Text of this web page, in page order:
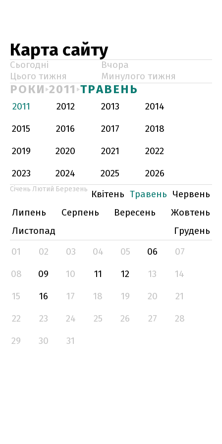
Карта сайту
Сьогодні
Вчора
Цього тижня
Минулого тижня
РОКИ 2011 ТРАВЕНЬ
2011 2012 2013
2014
2015
2016 2017
2018
2019
2020 2021
2022
2023
2024 2025 2026
Січень Лютий Березень Квітень Травень Червень
Липень
Серпень Вересень
Жовтень
Листопад
Грудень
01
02 03 04 05 06
07
08
09 10 11 12 13
14
15
16 17 18 19 20
21
22
23 24 25 26 27
28
29
30 31